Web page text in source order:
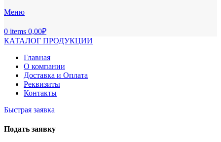
Меню
0 items 0,00₽
КАТАЛОГ ПРОДУКЦИИ
Главная
О компании
Доставка и Оплата
Реквизиты
Контакты
Быстрая заявка
Подать заявку